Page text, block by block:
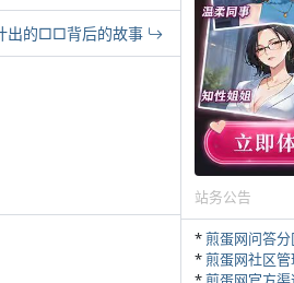
出的□□背后的故事
站务公告
*煎蛋网问答
*煎蛋网社区管